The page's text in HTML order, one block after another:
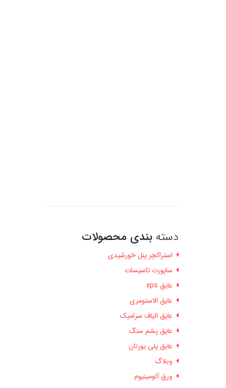
دسته بندی محصولات
استراکچر پنل خورشیدی
ساپورت تاسیسات
عایق xps
عایق الاستومری
عایق الیاف سرامیک
عایق پشم سنگ
عایق پلی یورتان
وبلاگ
ورق آلومینیوم